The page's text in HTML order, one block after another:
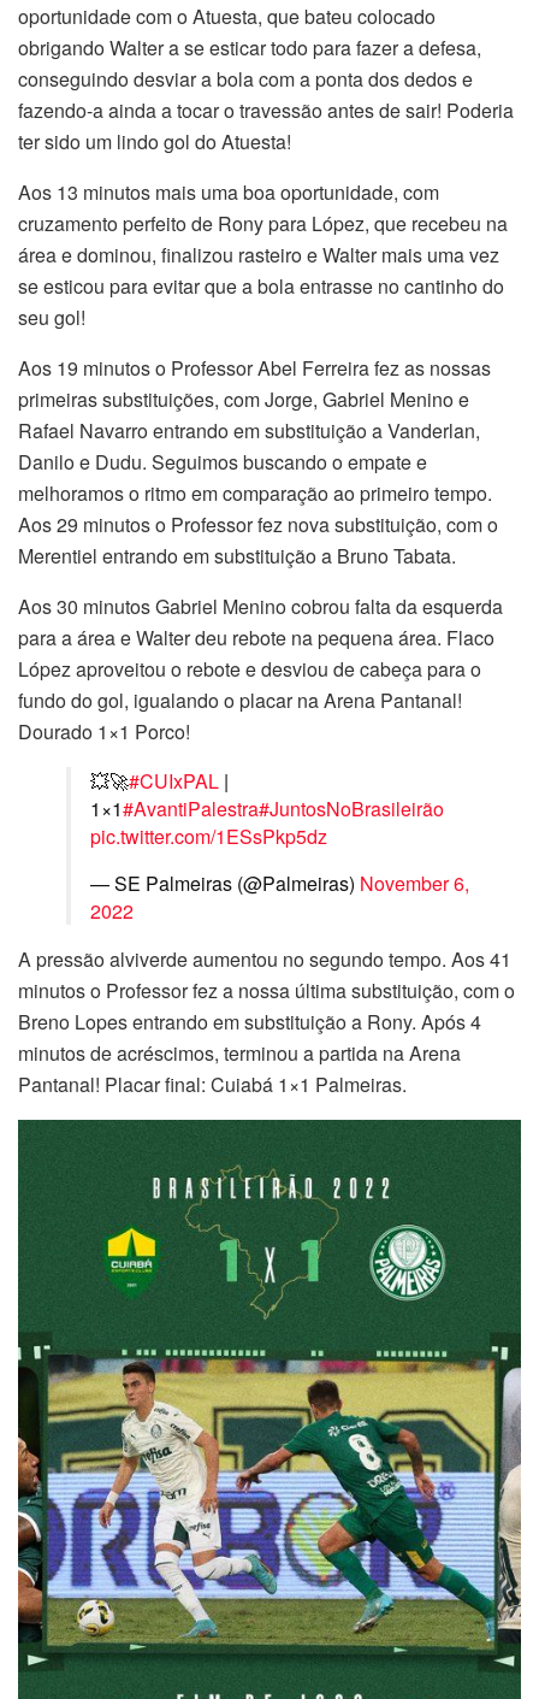
oportunidade com o Atuesta, que bateu colocado
obrigando Walter a se esticar todo para fazer a defesa,
conseguindo desviar a bola com a ponta dos dedos e
fazendo-a ainda a tocar o travessão antes de sair! Poderia
ter sido um lindo gol do Atuesta!
Aos 13 minutos mais uma boa oportunidade, com
cruzamento perfeito de Rony para López, que recebeu na
área e dominou, finalizou rasteiro e Walter mais uma vez
se esticou para evitar que a bola entrasse no cantinho do
seu gol!
Aos 19 minutos o Professor Abel Ferreira fez as nossas
primeiras substituições, com Jorge, Gabriel Menino e
Rafael Navarro entrando em substituição a Vanderlan,
Danilo e Dudu. Seguimos buscando o empate e
melhoramos o ritmo em comparação ao primeiro tempo.
Aos 29 minutos o Professor fez nova substituição, com o
Merentiel entrando em substituição a Bruno Tabata.
Aos 30 minutos Gabriel Menino cobrou falta da esquerda
para a área e Walter deu rebote na pequena área. Flaco
López aproveitou o rebote e desviou de cabeça para o
fundo do gol, igualando o placar na Arena Pantanal!
Dourado 1×1 Porco!
💥🚀#CUIxPAL |
1×1#AvantiPalestra#JuntosNoBrasileirão
pic.twitter.com/1ESsPkp5dz
— SE Palmeiras (@Palmeiras) November 6,
2022
A pressão alviverde aumentou no segundo tempo. Aos 41
minutos o Professor fez a nossa última substituição, com o
Breno Lopes entrando em substituição a Rony. Após 4
minutos de acréscimos, terminou a partida na Arena
Pantanal! Placar final: Cuiabá 1×1 Palmeiras.